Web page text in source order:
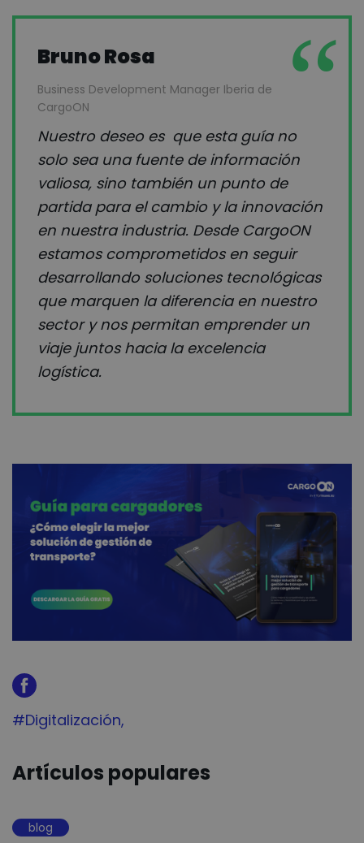
Bruno Rosa
Business Development Manager Iberia de
CargoON
Nuestro deseo es que esta guía no
solo sea una fuente de información
valiosa, sino también un punto de
partida para el cambio y la innovación
en nuestra industria. Desde CargoON
estamos comprometidos en seguir
desarrollando soluciones tecnológicas
que marquen la diferencia en nuestro
sector y nos permitan emprender un
viaje juntos hacia la excelencia
logística.
Tag:
#Digitalización
Artículos populares
blog